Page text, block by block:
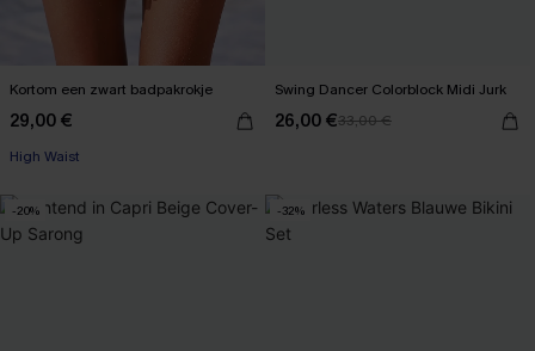
Kortom een zwart badpakrokje
29,00 €
High Waist
Swing Dancer Colorblock Midi Jurk
26,00 €33,00 €
-20% -32%